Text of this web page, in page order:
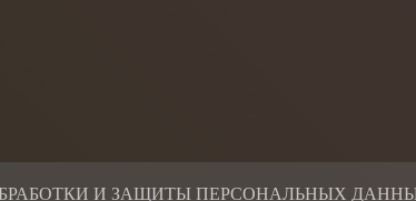
И ЗАЩИТЫ ПЕРСОНАЛЬНЫХ